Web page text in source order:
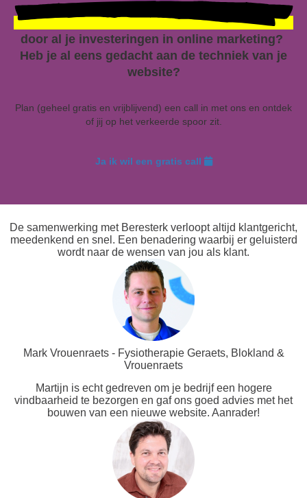
door al je investeringen in online marketing?
Heb je al eens gedacht aan de techniek van je
website?
Plan (geheel gratis en vrijblijvend) een call in met ons en ontdek
of jij op het verkeerde spoor zit.
Ja ik wil een gratis call
De samenwerking met Beresterk verloopt altijd klantgericht,
meedenkend en snel. Een benadering waarbij er geluisterd
wordt naar de wensen van jou als klant.
Mark Vrouenraets - Fysiotherapie Geraets, Blokland &
Vrouenraets
Martijn is echt gedreven om je bedrijf een hogere
vindbaarheid te bezorgen en gaf ons goed advies met het
bouwen van een nieuwe website. Aanrader!